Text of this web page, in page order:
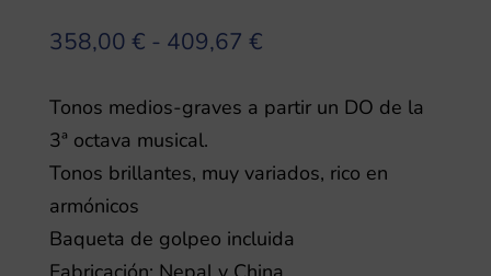
358,00 € - 409,67 €Rango
precios:
358,00 €
409,67 €
Tonos medios-graves a partir un DO de la
3ª octava musical.
Tonos brillantes, muy variados, rico en
armónicos
Baqueta de golpeo incluida